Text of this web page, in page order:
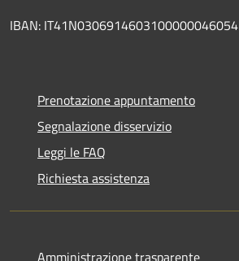
IBAN: IT41N0306914603100000046054
Prenotazione appuntamento
Segnalazione disservizio
Leggi le FAQ
Richiesta assistenza
Amministrazione trasparente